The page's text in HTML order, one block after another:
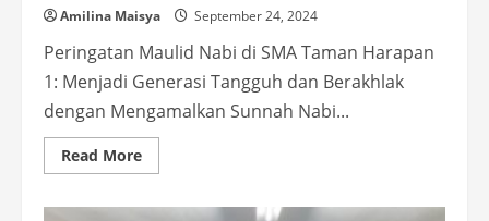
Amilina Maisya September 24, 2024
Peringatan Maulid Nabi di SMA Taman Harapan
1: Menjadi Generasi Tangguh dan Berakhlak
dengan Mengamalkan Sunnah Nabi...
Read MoreRead
more
Maulid